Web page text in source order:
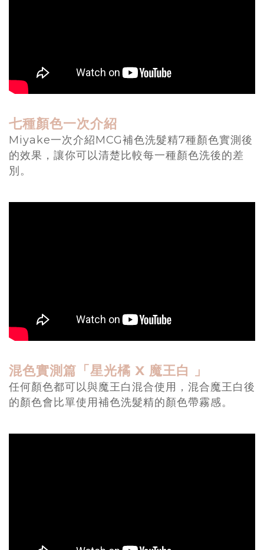
七種顏色一次介紹
Miyake一次介紹MCG補色洗髮精7種顏色實測後
的效果，讓你可以清楚比較每一種顏色洗後的差
別。
混色實測篇「星光橘 X 魔王白 」
任何顏色都可以與魔王白混合使用，混合魔王白後
的顏色會比單使用補色洗髮精的顏色帶霧感。